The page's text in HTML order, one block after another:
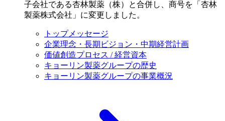
子会社である杏林製薬（株）と合併し、商号を「杏林
製薬株式会社」に変更しました。
トップメッセージ
企業理念・長期ビジョン・中期経営計画
価値創造プロセス / 経営資本
キョーリン製薬グループの歴史
キョーリン製薬グループの事業概況